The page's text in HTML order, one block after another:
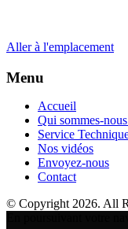
Aller à l'emplacement
Menu
Accueil
Qui sommes-
Service
Nos vidéos
Envoyez-nous
Contact
© Copyright 2026. All